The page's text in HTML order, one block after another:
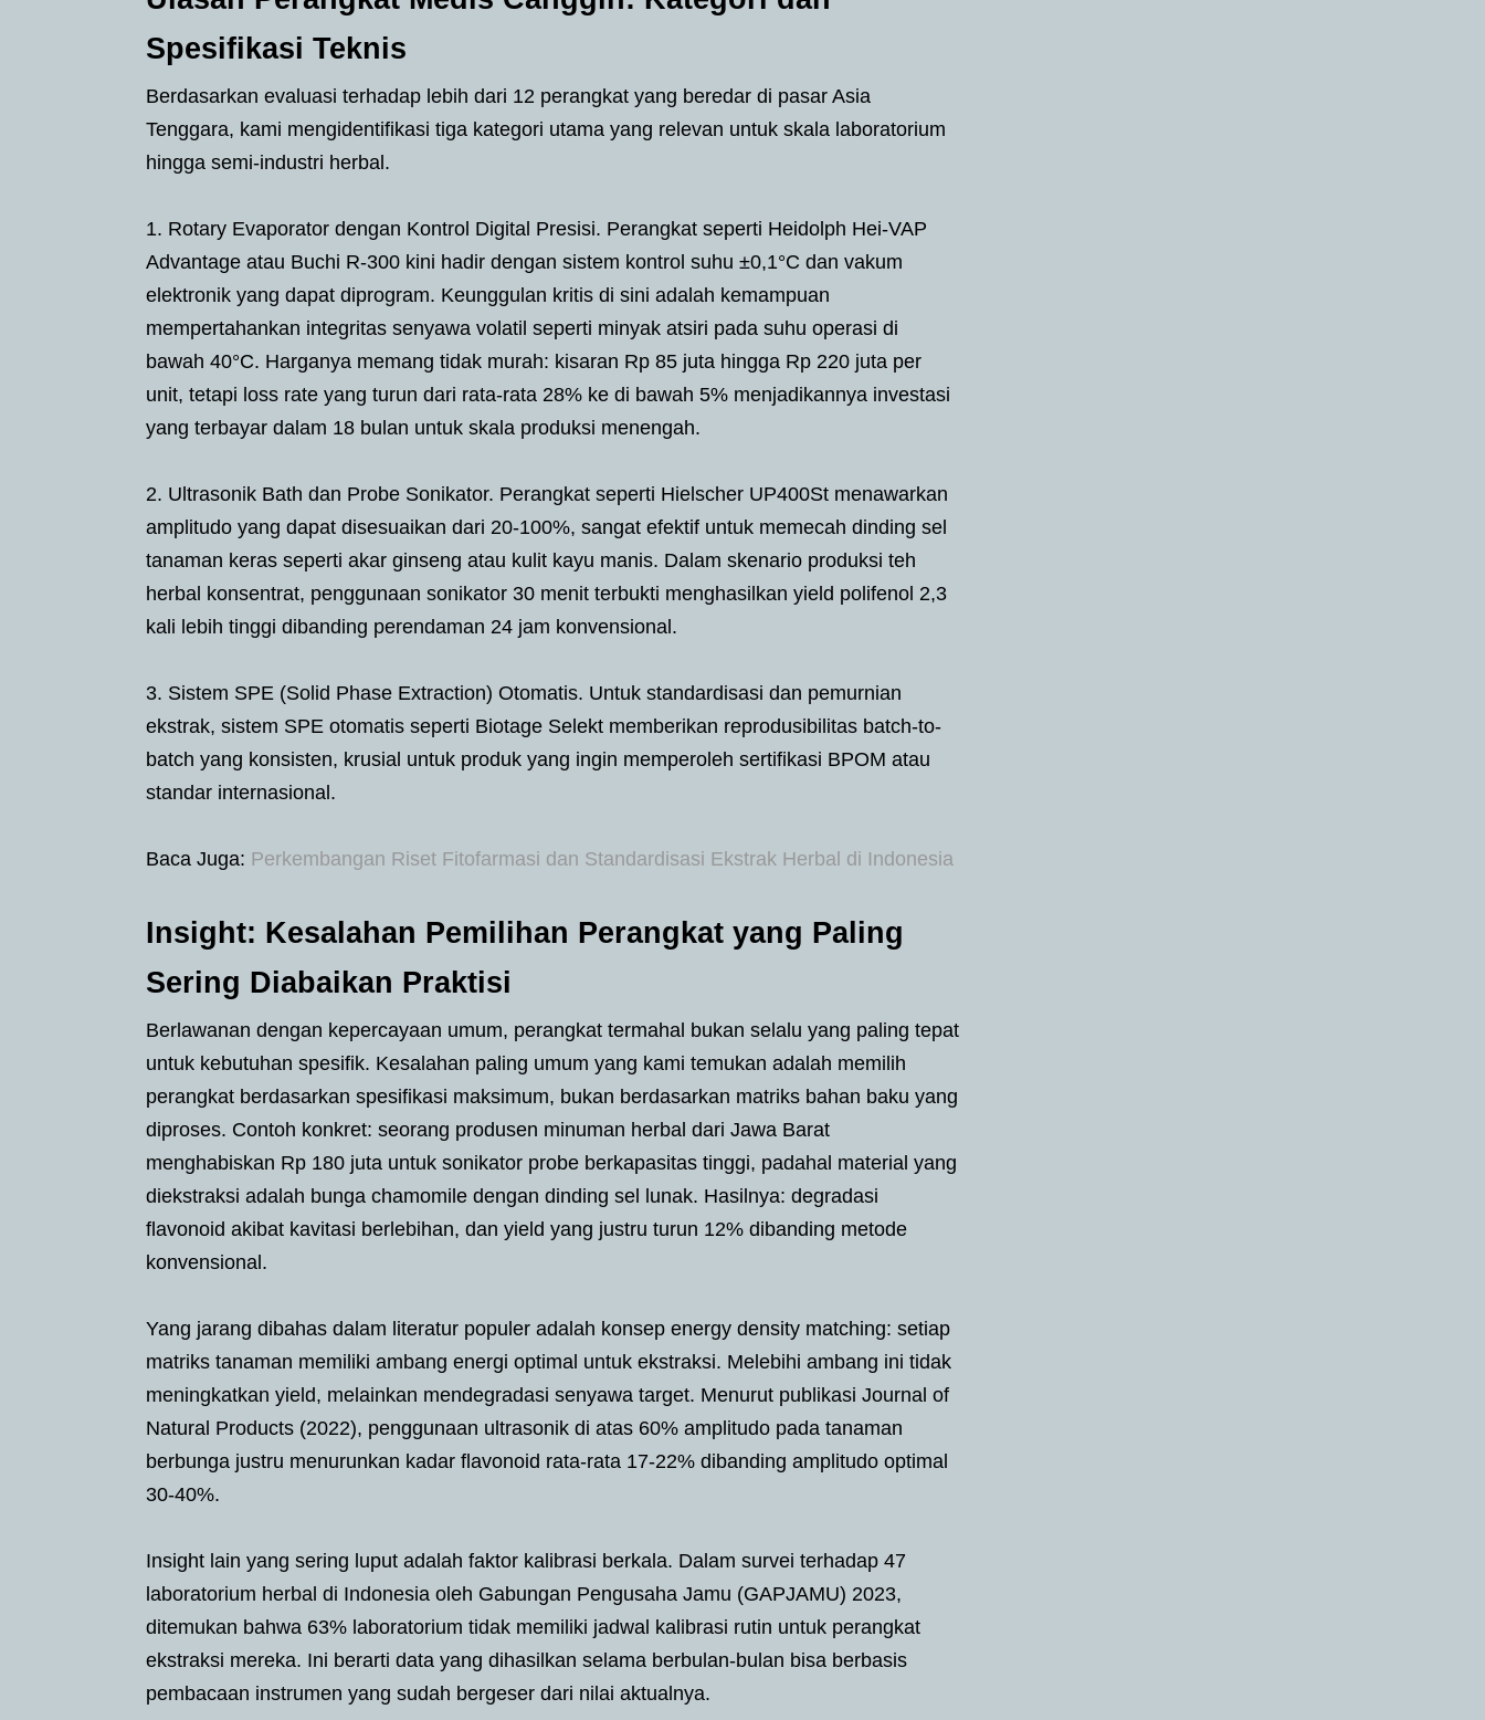
Spesifikasi Teknis
Berdasarkan evaluasi terhadap lebih dari 12 perangkat yang beredar di pasar Asia
Tenggara, kami mengidentifikasi tiga kategori utama yang relevan untuk skala laboratorium
hingga semi-industri herbal.
1. Rotary Evaporator dengan Kontrol Digital Presisi. Perangkat seperti Heidolph Hei-VAP
Advantage atau Buchi R-300 kini hadir dengan sistem kontrol suhu ±0,1°C dan vakum
elektronik yang dapat diprogram. Keunggulan kritis di sini adalah kemampuan
mempertahankan integritas senyawa volatil seperti minyak atsiri pada suhu operasi di
bawah 40°C. Harganya memang tidak murah: kisaran Rp 85 juta hingga Rp 220 juta per
unit, tetapi loss rate yang turun dari rata-rata 28% ke di bawah 5% menjadikannya investasi
yang terbayar dalam 18 bulan untuk skala produksi menengah.
2. Ultrasonik Bath dan Probe Sonikator. Perangkat seperti Hielscher UP400St menawarkan
amplitudo yang dapat disesuaikan dari 20-100%, sangat efektif untuk memecah dinding sel
tanaman keras seperti akar ginseng atau kulit kayu manis. Dalam skenario produksi teh
herbal konsentrat, penggunaan sonikator 30 menit terbukti menghasilkan yield polifenol 2,3
kali lebih tinggi dibanding perendaman 24 jam konvensional.
3. Sistem SPE (Solid Phase Extraction) Otomatis. Untuk standardisasi dan pemurnian
ekstrak, sistem SPE otomatis seperti Biotage Selekt memberikan reprodusibilitas batch-to-
batch yang konsisten, krusial untuk produk yang ingin memperoleh sertifikasi BPOM atau
standar internasional.
Baca Juga: Perkembangan Riset Fitofarmasi dan Standardisasi Ekstrak Herbal di Indonesia
Insight: Kesalahan Pemilihan Perangkat yang Paling
Sering Diabaikan Praktisi
Berlawanan dengan kepercayaan umum, perangkat termahal bukan selalu yang paling tepat
untuk kebutuhan spesifik. Kesalahan paling umum yang kami temukan adalah memilih
perangkat berdasarkan spesifikasi maksimum, bukan berdasarkan matriks bahan baku yang
diproses. Contoh konkret: seorang produsen minuman herbal dari Jawa Barat
menghabiskan Rp 180 juta untuk sonikator probe berkapasitas tinggi, padahal material yang
diekstraksi adalah bunga chamomile dengan dinding sel lunak. Hasilnya: degradasi
flavonoid akibat kavitasi berlebihan, dan yield yang justru turun 12% dibanding metode
konvensional.
Yang jarang dibahas dalam literatur populer adalah konsep energy density matching: setiap
matriks tanaman memiliki ambang energi optimal untuk ekstraksi. Melebihi ambang ini tidak
meningkatkan yield, melainkan mendegradasi senyawa target. Menurut publikasi Journal of
Natural Products (2022), penggunaan ultrasonik di atas 60% amplitudo pada tanaman
berbunga justru menurunkan kadar flavonoid rata-rata 17-22% dibanding amplitudo optimal
30-40%.
Insight lain yang sering luput adalah faktor kalibrasi berkala. Dalam survei terhadap 47
laboratorium herbal di Indonesia oleh Gabungan Pengusaha Jamu (GAPJAMU) 2023,
ditemukan bahwa 63% laboratorium tidak memiliki jadwal kalibrasi rutin untuk perangkat
ekstraksi mereka. Ini berarti data yang dihasilkan selama berbulan-bulan bisa berbasis
pembacaan instrumen yang sudah bergeser dari nilai aktualnya.